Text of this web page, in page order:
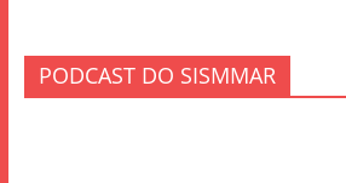
PODCAST DO SISMMAR